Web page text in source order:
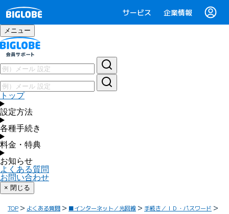
サービス 企業情報
メニュー
トップ
設定方法
各種手続き
料金・特典
お知らせ
よくある質問
お問い合わせ
× 閉じる
TOP よくある質問 ■インターネット／光回線
手続き／ＩＤ・パスワード